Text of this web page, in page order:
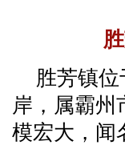
胜芳镇
岸，属霸州
模宏大，闻